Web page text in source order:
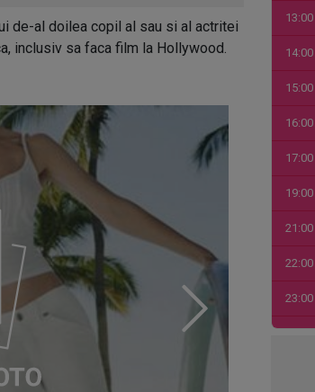
de-al doilea copil al sau si al actritei
inclusiv sa faca film la Hollywood.
13:00
14:00
15:00
16:00
17:00
19:00
21:00
22:00
23:00